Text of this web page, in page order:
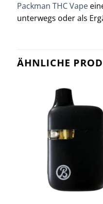
Packman THC Vape
unterwegs oder als
ÄHNLICHE